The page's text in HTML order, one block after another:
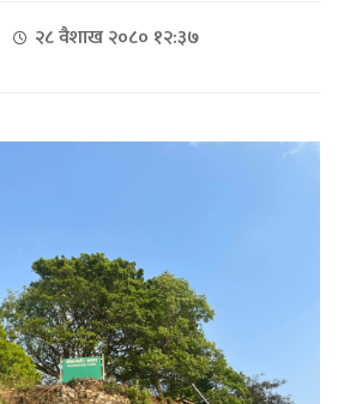
२८ वैशाख २०८० १२:३७